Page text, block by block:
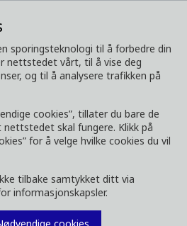
sporingsteknologi til å forbedre din
nettstedet vårt, til å vise deg
og til å analysere trafikken på
cookies”, tillater du bare de
skal fungere. Klikk på
for å velge hvilke cookies du vil
tilbake samtykket ditt via
informasjonskapsler.
media her. Filtrer på
under.